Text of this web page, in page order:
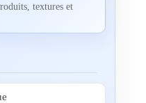
textures et